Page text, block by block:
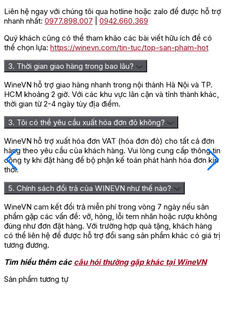
Liên hệ ngay với chúng tôi qua hotline hoặc zalo để được hỗ trợ
nhanh nhất: 0977.898.007
0942.660.369
Quý khách cũng có thể tham khảo các bài viết hữu ích để có
thể chọn lựa: https://winevn.com/tin-tuc/top-san-pham-hot
3. Thời gian giao hàng trong bao lâu?
WineVN hỗ trợ giao hàng nhanh trong nội thành Hà Nội và TP.
HCM khoảng 2 giờ. Với các khu vực lân cận và tỉnh thành khác,
thời gian từ 2-4 ngày tùy địa điểm.
3. Tôi có thể yêu cầu xuất hóa đơn đỏ không?
WineVN hỗ trợ xuất hóa đơn VAT (hóa đơn đỏ) cho tất cả đơn
hàng theo yêu cầu của khách hàng. Vui lòng cung cấp thông tin
công ty khi đặt hàng để bộ phận kế toán phát hành hóa đơn kịp
thời.
5. Chính sách đổi trả của WINEVN như thế nào?
WineVN cam kết đổi trả miễn phí trong vòng 7 ngày nếu sản
phẩm gặp các vấn đề: vỡ, hỏng, lỗi tem nhãn hoặc rượu không
đúng như đơn đặt hàng. Với trường hợp quà tặng, khách hàng
có thể liên hệ để được hỗ trợ đổi sang sản phẩm khác có giá trị
tương đương.
Tìm hiểu thêm các câu hỏi thường gặp khác tại WineVN
Sản phẩm tương tự